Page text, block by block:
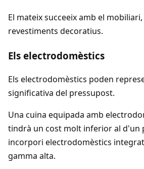
El mateix succeeix amb el
revestiments decoratius.
Els electrodomèstics
Els electrodomèstics poden
significativa del pressupost.
Una cuina equipada amb
tindrà un cost molt inferior al d'un
incorpori electrodomèstics
gamma alta.